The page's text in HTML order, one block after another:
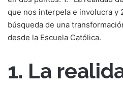
que nos interpela e involucra y
búsqueda de una
desde la Escuela Católica.
1. La